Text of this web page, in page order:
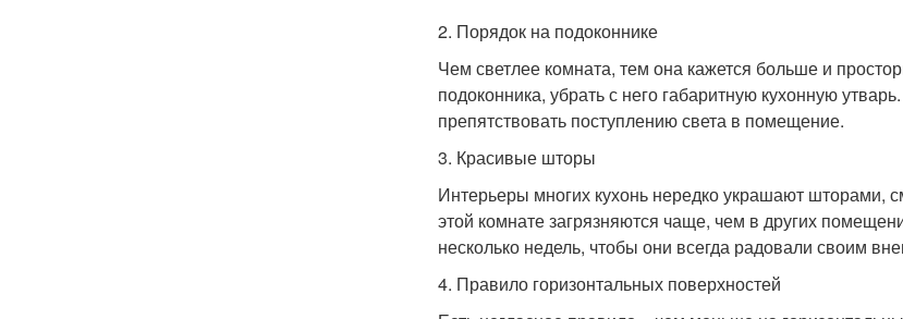
2. Порядок на подоконнике
Чем светлее комната, тем она кажется больше и
подоконника, убрать с него габаритную кухонную
препятствовать поступлению света в помещение.
3. Красивые шторы
Интерьеры многих кухонь нередко украшают шторами,
этой комнате загрязняются чаще, чем в других
несколько недель, чтобы они всегда радовали своим
4. Правило горизонтальных поверхностей